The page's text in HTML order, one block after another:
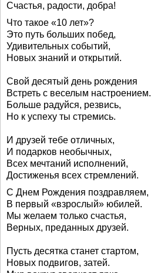
Счастья, радости, добра!
Что такое «10 лет»?
Это путь больших побед,
Удивительных событий,
Новых знаний и открытий.
Свой десятый день рождения
Встреть с веселым настроением.
Больше радуйся, резвись,
Но к успеху ты стремись.
И друзей тебе отличных,
И подарков необычных,
Всех мечтаний исполнений,
Достиженья всех стремлений.
С Днем Рождения поздравляем,
В первый «взрослый» юбилей.
Мы желаем только счастья,
Верных, преданных друзей.
Пусть десятка станет стартом,
Новых подвигов, затей.